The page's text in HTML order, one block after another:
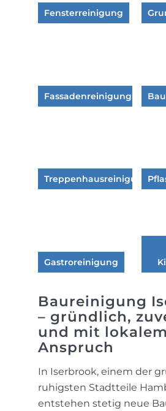
Fensterreinigung
Fassadenreinigung
Treppenhausreinigung
Gastroreinigung
Baureinigung
– gründlich,
und mit lokalem
Anspruch
In Iserbrook, einem der
ruhigsten Stadtteile
entstehen stetig neue